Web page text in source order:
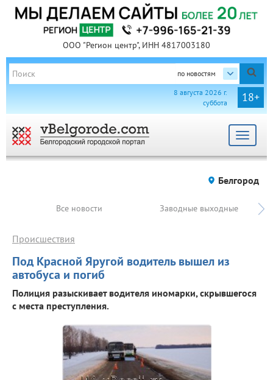
ООО "Регион центр", ИНН 4817003180
по новостям
18+
8 августа 2026 г.
суббота
Toggle
Белгород
Все новости Заводные выходные
Под Красной Яругой водитель вышел из
автобуса и погиб
Происшествия
Полиция разыскивает водителя иномарки, скрывшегося
с места преступления.